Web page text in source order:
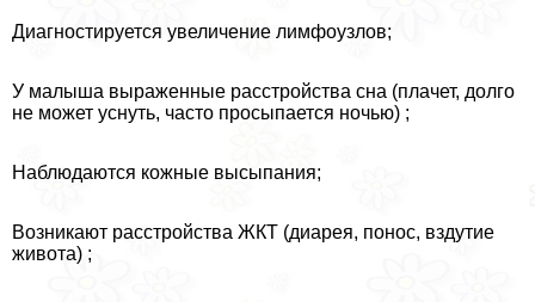
Диагностируется увеличение лимфоузлов;
У малыша выраженные расстройства сна (плачет, долго
не может уснуть, часто просыпается ночью) ;
Наблюдаются кожные высыпания;
Возникают расстройства ЖКТ (диарея, понос, вздутие
живота) ;